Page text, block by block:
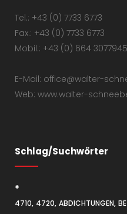
Tel.: +43 (0) 7733 6773
Fax.: +43 (0) 7733 6773
Mobil.: +43 (0) 664 3077945
E-Mail: office@walter-
Web: www.walter-
Schlag/Suchwörter
*
4710 4720 ABDICHTUNGEN